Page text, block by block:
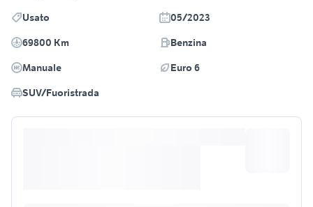
Usato
05/2023
69800 Km
Benzina
Manuale
Euro 6
SUV/Fuoristrada